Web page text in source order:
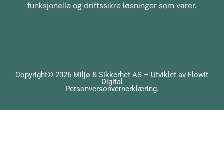
funksjonelle og driftssikre løsninger som varer.
Copyright© 2026 Miljø & Sikkerhet AS – Utviklet av Flowit
Digital
Personversonvernerklæring.